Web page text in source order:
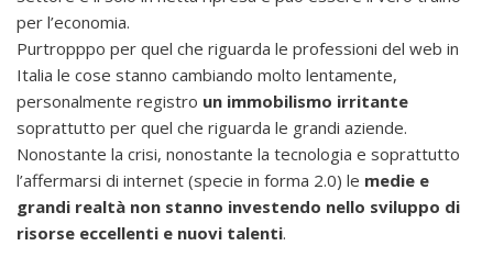
per l’economia.
Purtropppo per quel che riguarda le professioni del web in
Italia le cose stanno cambiando molto lentamente,
personalmente registro un immobilismo irritante
soprattutto per quel che riguarda le grandi aziende.
Nonostante la crisi, nonostante la tecnologia e soprattutto
l’affermarsi di internet (specie in forma 2.0) le medie e
grandi realtà non stanno investendo nello sviluppo di
risorse eccellenti e nuovi talenti.